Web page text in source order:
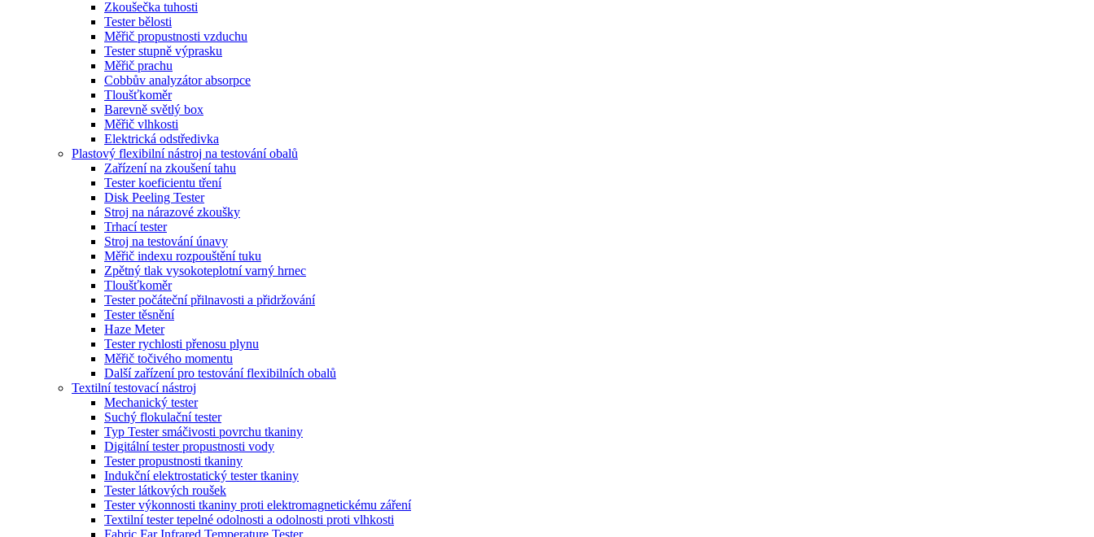
Zkoušečka tuhosti
Tester bělosti
Měřič propustnosti vzduchu
Tester stupně výprasku
Měřič prachu
Cobbův analyzátor absorpce
Tloušťkoměr
Barevně světlý box
Měřič vlhkosti
Elektrická odstředivka
Plastový flexibilní nástroj na testování obalů
Zařízení na zkoušení tahu
Tester koeficientu tření
Disk Peeling Tester
Stroj na nárazové zkoušky
Trhací tester
Stroj na testování únavy
Měřič indexu rozpouštění tuku
Zpětný tlak vysokoteplotní varný hrnec
Tloušťkoměr
Tester počáteční přilnavosti a přidržování
Tester těsnění
Haze Meter
Tester rychlosti přenosu plynu
Měřič točivého momentu
Další zařízení pro testování flexibilních obalů
Textilní testovací nástroj
Mechanický tester
Suchý flokulační tester
Typ Tester smáčivosti povrchu tkaniny
Digitální tester propustnosti vody
Tester propustnosti tkaniny
Indukční elektrostatický tester tkaniny
Tester látkových roušek
Tester výkonnosti tkaniny proti elektromagnetickému záření
Textilní tester tepelné odolnosti a odolnosti proti vlhkosti
Fabric Far Infrared Temperature Tester